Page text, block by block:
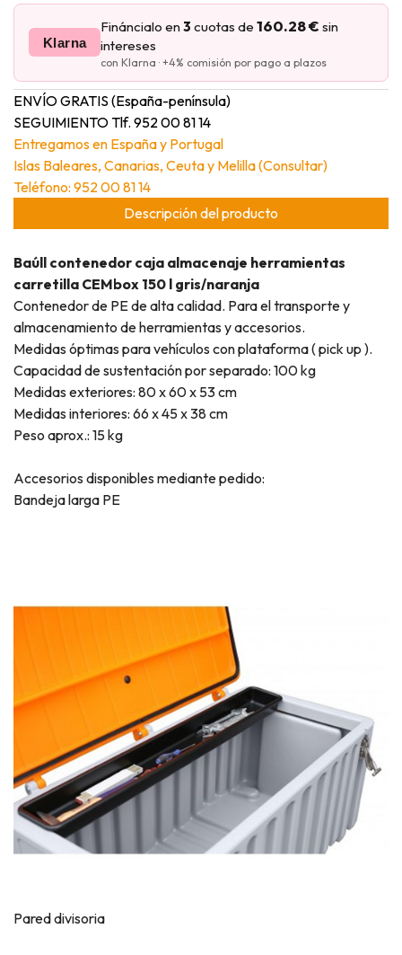
Klarna
Fináncialo en3 cuotas de 160.28 € sin
intereses
con Klarna · +4% comisión por pago a plazos
ENVÍO GRATIS (España-península)
SEGUIMIENTO Tlf. 952 00 81 14
Entregamos en España y Portugal
Islas Baleares, Canarias, Ceuta y Melilla (Consultar)
Teléfono: 952 00 81 14
Descripción del producto
Baúll contenedor caja almacenaje herramientas
carretilla CEMbox 150 l gris/naranja
Contenedor de PE de alta calidad. Para el transporte y
almacenamiento de herramientas y accesorios.
Medidas óptimas para vehículos con plataforma ( pick up ).
Capacidad de sustentación por separado: 100 kg
Medidas exteriores: 80 x 60 x 53 cm
Medidas interiores: 66 x 45 x 38 cm
Peso aprox.: 15 kg
Accesorios disponibles mediante pedido:
Bandeja larga PE
Pared divisoria